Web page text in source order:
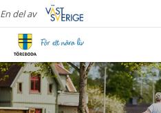
En del av